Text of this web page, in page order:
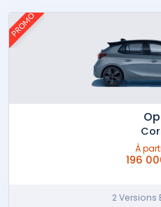
PROMO
À
196
2 Versions